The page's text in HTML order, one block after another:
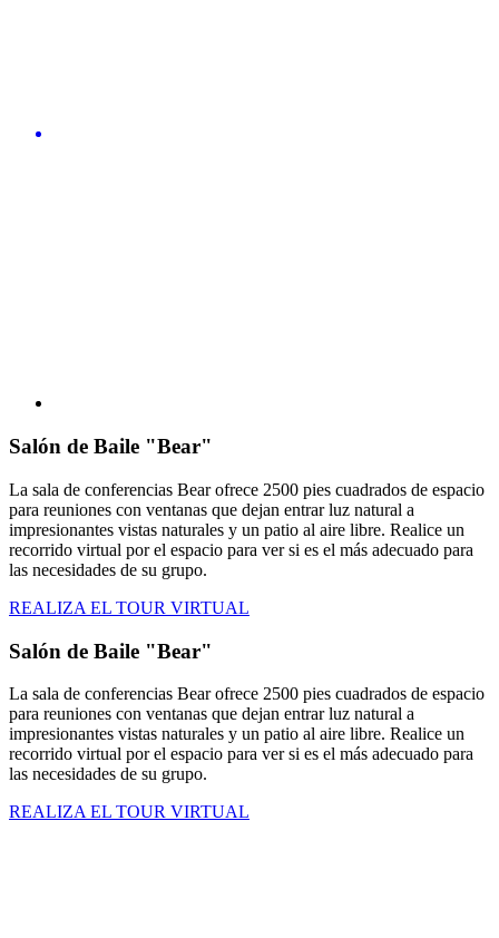
Salón de Baile "Bear"
La sala de conferencias Bear ofrece 2500 pies cuadrados de espacio
para reuniones con ventanas que dejan entrar luz natural a
impresionantes vistas naturales y un patio al aire libre. Realice un
recorrido virtual por el espacio para ver si es el más adecuado para
las necesidades de su grupo.
REALIZA EL TOUR VIRTUAL
Salón de Baile "Bear"
La sala de conferencias Bear ofrece 2500 pies cuadrados de espacio
para reuniones con ventanas que dejan entrar luz natural a
impresionantes vistas naturales y un patio al aire libre. Realice un
recorrido virtual por el espacio para ver si es el más adecuado para
las necesidades de su grupo.
REALIZA EL TOUR VIRTUAL